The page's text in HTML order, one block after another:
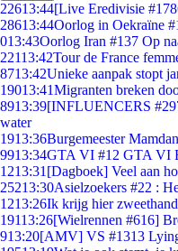
22613:44[Live Eredivisie
28613:44Oorlog in Oekraïne
013:43Oorlog Iran #137 Op
22113:42Tour de France
8713:42Unieke aanpak stopt
19013:41Migranten breken
8913:39[INFLUENCERS
water
1913:36Burgemeester
9913:34GTA VI #12 GTA VI
1213:31 [Dagboek] Veel aan
25213:30Asielzoekers #22 :
1213:26Ik krijg hier
19113:26[Wielrennen #616]
913:20[AMV] VS #1313